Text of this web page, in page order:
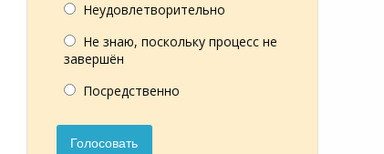
Неудовлетворительно
Не знаю, поскольку процесс не
завершён
Посредственно
Голосовать